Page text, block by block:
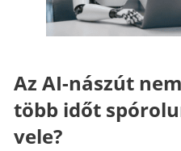
Az AI-nászút
több időt
vele?